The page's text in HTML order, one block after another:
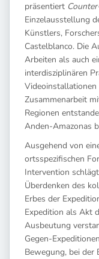
präsentiert
Einzelausstellung
Künstlers,
Castelblanco. Die
Arbeiten als auch
interdisziplinären
Zusammenarbeit
Regionen
Anden-Amazonas
Ausgehend von
ortsspezifischen
Intervention schlägt
Überdenken des
Erbes der
Expedition als Akt
Ausbeutung
Gegen-
Bewegung, bei der